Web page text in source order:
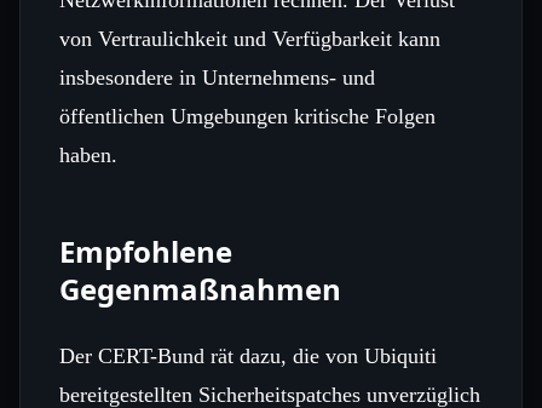
von Vertraulichkeit und Verfügbarkeit kann
insbesondere in Unternehmens‑ und
öffentlichen Umgebungen kritische Folgen
haben.
Empfohlene
Gegenmaßnahmen
Der CERT-Bund rät dazu, die von Ubiquiti
bereitgestellten Sicherheitspatches unverzüglich